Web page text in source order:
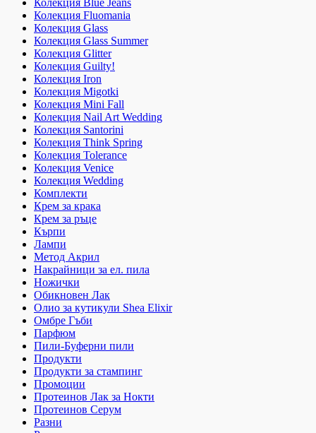
Колекция Blue Jeans
Колекция Fluomania
Колекция Glass
Колекция Glass Summer
Колекция Glitter
Колекция Guilty!
Колекция Iron
Колекция Migotki
Колекция Mini Fall
Колекция Nail Art Wedding
Колекция Santorini
Колекция Think Spring
Колекция Tolerance
Колекция Venice
Колекция Wedding
Комплекти
Крем за крака
Крем за ръце
Кърпи
Лампи
Метод Акрил
Накрайници за ел. пила
Ножички
Обикновен Лак
Олио за кутикули Shea Elixir
Омбре Гъби
Парфюм
Пили-Буферни пили
Продукти
Продукти за стампинг
Промоции
Протеинов Лак за Нокти
Протеинов Серум
Разни